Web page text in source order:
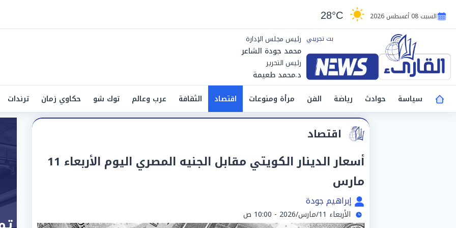
السبت 08 أغسطس 2026 28°C
رئيس مجلس الإدارة
محمد جودة الشاعر
رئيس التحرير
د.محمد طعيمة
سياسة
حوادث رياضة الفن مرأة ومنوعات اقتصاد الثقافة عرب وعالم توك شو حكاوي زمان ترندات
اقتصاد
أسعار الدينار الكويتي مقابل الجنيه المصري اليوم الأربعاء 11
مارس
إبراهيم جودة
الأربعاء 11/مارس/2026 - 10:00 ص